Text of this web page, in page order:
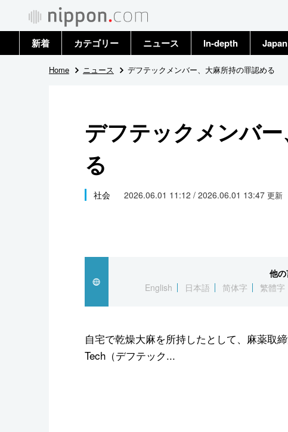
新着 カテゴリー
政治・外交
国際
社会
文化
スポーツ・東京2020
ニュース
トップ
In-depth
Home ニュース デフテックメンバー、大麻所持の罪認める
デフテックメンバ
る
社会 2026.06.01 11:12 / 2026.06.01 13:47 更新
他
English
日本語 简体字 繁體字
自宅で乾燥大麻を所持したとして、麻薬取
Tech（デフテック...